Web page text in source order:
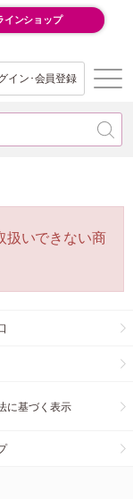
インショップ
イン･会員登録
扱いできない商
に基づく表示